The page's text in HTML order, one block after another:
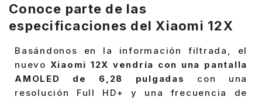
Conoce parte de las
especificaciones del Xiaomi 12X
Basándonos en la información filtrada, el
nuevo Xiaomi 12X vendría con una pantalla
AMOLED de 6,28 pulgadas
con una
resolución Full HD+ y una frecuencia de